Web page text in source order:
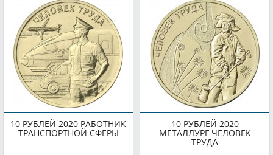
10 РУБЛЕЙ 2020 РАБОТНИК
ТРАНСПОРТНОЙ СФЕРЫ
10 РУБЛЕЙ 2020
МЕТАЛЛУРГ ЧЕЛОВЕК
ТРУДА